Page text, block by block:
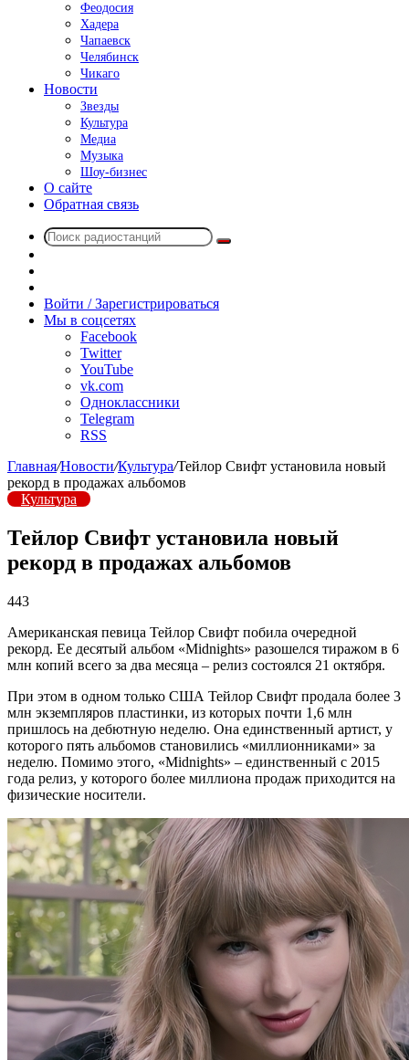
Феодосия
Хадера
Чапаевск
Челябинск
Чикаго
Новости
Звезды
Культура
Медиа
Музыка
Шоу-бизнес
О сайте
Обратная связь
Поиск
радио
Войти / Зарегистрироваться
Мы в соцсетях
Facebook
Twitter
YouTube
vk.com
Одноклассники
Telegram
RSS
Главная/Новости/Культура/Тейлор Свифт установила новый
рекорд в продажах альбомов
Культура
Тейлор Свифт установила новый
рекорд в продажах альбомов
443
Американская певица Тейлор Свифт побила очередной
рекорд. Ее десятый альбом «Midnights» разошелся тиражом в 6
млн копий всего за два месяца – релиз состоялся 21 октября.
При этом в одном только США Тейлор Свифт продала более 3
млн экземпляров пластинки, из которых почти 1,6 млн
пришлось на дебютную неделю. Она единственный артист, у
которого пять альбомов становились «миллионниками» за
неделю. Помимо этого, «Midnights» – единственный с 2015
года релиз, у которого более миллиона продаж приходится на
физические носители.